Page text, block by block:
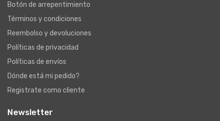
Botón de arrepentimiento
Términos y condiciones
Reembolso y devoluciones
Políticas de privacidad
Políticas de envíos
Dónde está mi pedido?
Registrate como cliente
Newsletter